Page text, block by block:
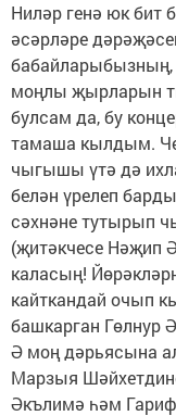
Ниләр генә юк бит
әсәрләре
бабайларыбызның,
моңлы җырларын
булсам да, бу
тамаша кылдым.
чыгышы үтә дә
белән үрелеп
сәхнәне тутырып
(җитәкчесе Нәҗип
каласың!
кайткандай очып
башкарган Гөлнур
Ә моң дәрьясына
Марзыя
Әкълимә һәм